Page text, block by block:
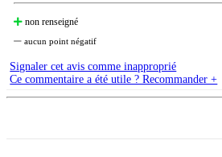
non renseigné
aucun point négatif
Signaler cet avis comme inapproprié
Ce commentaire a été utile ? Recommander +